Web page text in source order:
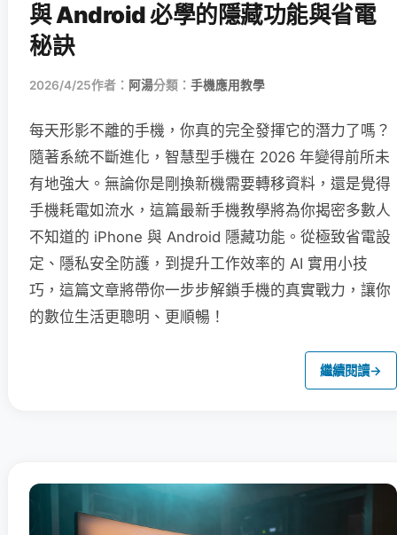
與 Android 必學的隱藏功能與省電
秘訣
2026/4/25作者： 阿湯分類： 手機應用教學
每天形影不離的手機，你真的完全發揮它的潛力了嗎？
隨著系統不斷進化，智慧型手機在 2026 年變得前所未
有地強大。無論你是剛換新機需要轉移資料，還是覺得
手機耗電如流水，這篇最新手機教學將為你揭密多數人
不知道的 iPhone 與 Android 隱藏功能。從極致省電設
定、隱私安全防護，到提升工作效率的 AI 實用小技
巧，這篇文章將帶你一步步解鎖手機的真實戰力，讓你
的數位生活更聰明、更順暢！
繼續閱讀→